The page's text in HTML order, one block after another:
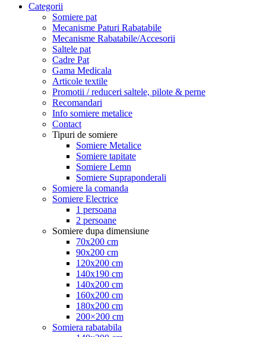
Categorii
Somiere pat
Mecanisme Paturi Rabatabile
Mecanisme Rabatabile/Accesorii
Saltele pat
Cadre Pat
Gama Medicala
Articole textile
Promotii / reduceri saltele, pilote & perne
Recomandari
Info somiere metalice
Contact
Tipuri de somiere
Somiere Metalice
Somiere tapitate
Somiere Lemn
Somiere Supraponderali
Somiere la comanda
Somiere Electrice
1 persoana
2 persoane
Somiere dupa dimensiune
70x200 cm
90x200 cm
120x200 cm
140x190 cm
140x200 cm
160x200 cm
180x200 cm
200×200 cm
Somiera rabatabila